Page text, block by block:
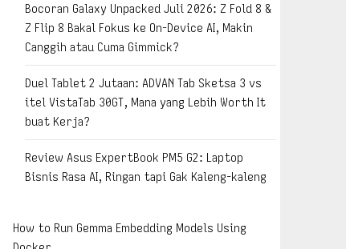
Bocoran Galaxy Unpacked Juli 2026: Z Fold 8 &
Z Flip 8 Bakal Fokus ke On-Device AI, Makin
Canggih atau Cuma Gimmick?
Duel Tablet 2 Jutaan: ADVAN Tab Sketsa 3 vs
itel VistaTab 30GT, Mana yang Lebih Worth It
buat Kerja?
Review Asus ExpertBook PM5 G2: Laptop
Bisnis Rasa AI, Ringan tapi Gak Kaleng-kaleng
How to Run Gemma Embedding Models Using